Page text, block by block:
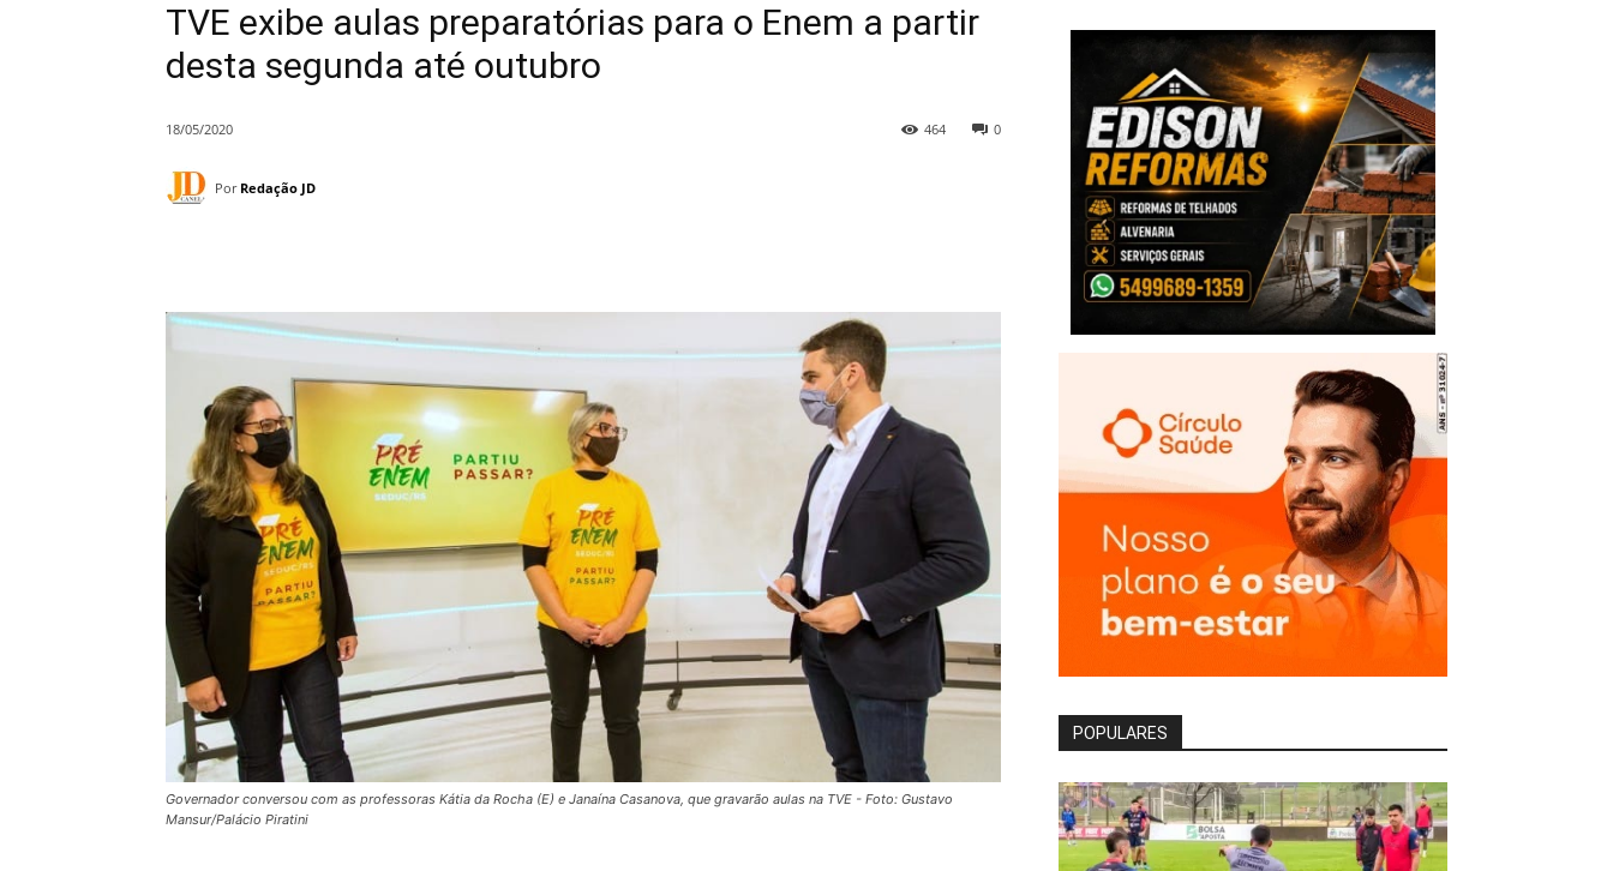
TVE exibe aulas preparatórias para o Enem a partir
desta segunda até outubro
18/05/2020 0
464
Por Redação JD
Governador conversou com as professoras Kátia da Rocha (E) e Janaína Casanova, que gravarão aulas na TVE - Foto: Gustavo
Mansur/Palácio Piratini
POPULARES